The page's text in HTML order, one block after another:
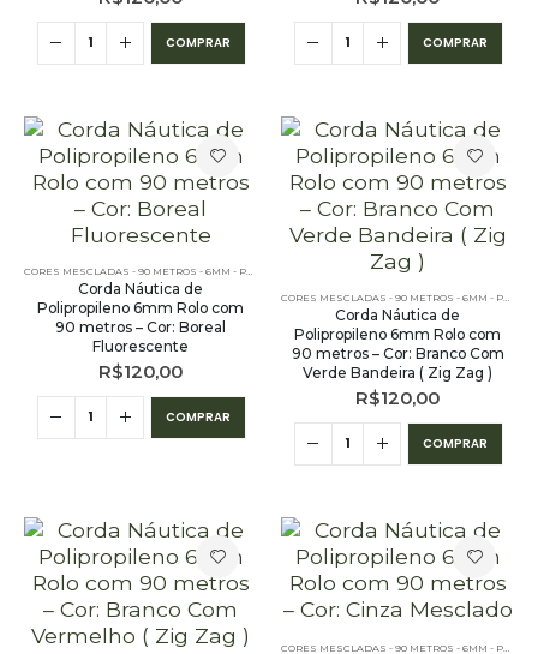
COMPRAR COMPRAR
,PE - 6MM - POLIPROPILENO -
Corda Náutica de
Polipropileno 6mm Rolo com
90 metros – Cor: Boreal
Fluorescente
R$120,00
COMPRAR
Corda Náutica de
Polipropileno 6mm Rolo com
90 metros – Cor: Branco Com
Verde Bandeira ( Zig Zag )
R$120,00
COMPRAR